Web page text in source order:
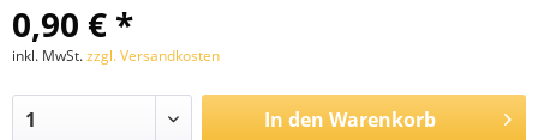
0,90 € *
inkl. MwSt.zzgl. Versandkosten
In den Warenkorb